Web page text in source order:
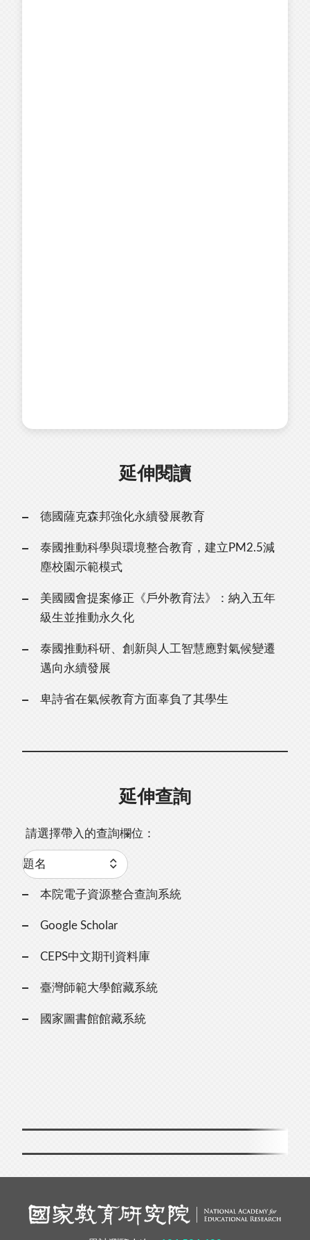
延伸閱讀
德國薩克森邦強化永續發展教育
泰國推動科學與環境整合教育，建立PM2.5減
塵校園示範模式
美國國會提案修正《戶外教育法》：納入五年
級生並推動永久化
泰國推動科研、創新與人工智慧應對氣候變遷
邁向永續發展
卑詩省在氣候教育方面辜負了其學生
延伸查詢
請選擇帶入的查詢欄位：
本院電子資源整合查詢系統
Google Scholar
CEPS中文期刊資料庫
臺灣師範大學館藏系統
國家圖書館館藏系統